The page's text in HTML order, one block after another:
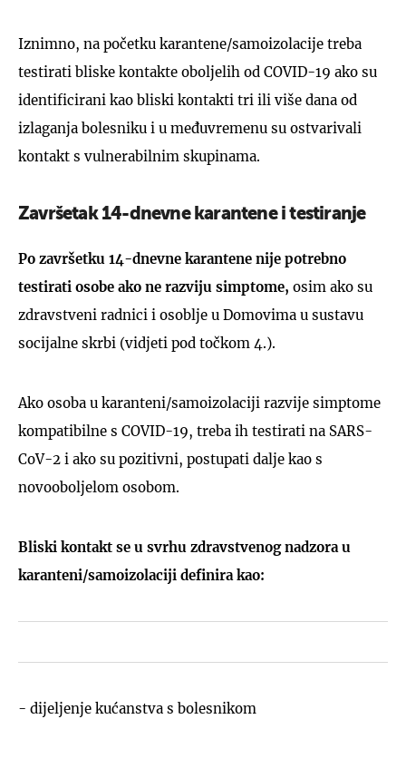
Iznimno, na početku karantene/samoizolacije treba
testirati bliske kontakte oboljelih od COVID-19 ako su
identificirani kao bliski kontakti tri ili više dana od
izlaganja bolesniku i u međuvremenu su ostvarivali
kontakt s vulnerabilnim skupinama.
Završetak 14-dnevne karantene i testiranje
Po završetku 14-dnevne karantene nije potrebno
testirati osobe ako ne razviju simptome, osim ako su
zdravstveni radnici i osoblje u Domovima u sustavu
socijalne skrbi (vidjeti pod točkom 4.).
Ako osoba u karanteni/samoizolaciji razvije simptome
kompatibilne s COVID-19, treba ih testirati na SARS-
CoV-2 i ako su pozitivni, postupati dalje kao s
novooboljelom osobom.
Bliski kontakt se u svrhu zdravstvenog nadzora u
karanteni/samoizolaciji definira kao:
- dijeljenje kućanstva s bolesnikom